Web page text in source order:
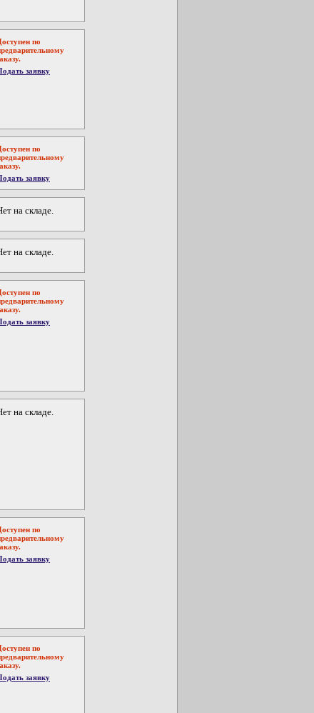
по
заявку
по
заявку
на складе.
на складе.
по
заявку
на складе.
по
заявку
по
заявку